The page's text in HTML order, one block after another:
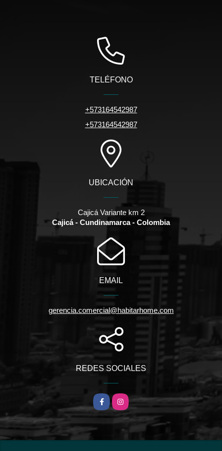
TELÉFONO
+573164542987
+573164542987
UBICACIÓN
Cajicá Variante km 2
Cajicá - Cundinamarca - Colombia
EMAIL
gerencia.comercial@habitarhome.com
REDES SOCIALES
FacebookInstagram